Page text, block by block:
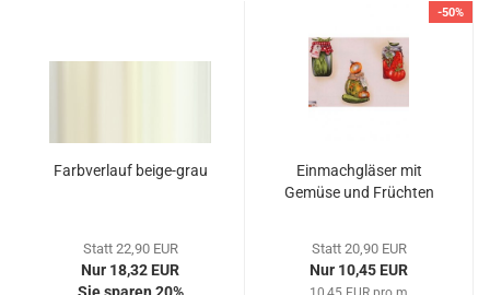
Farbverlauf beige-grau
Statt 22,90 EUR
Nur 18,32 EUR
Sie sparen 20%
-50%
Einmachgläser mit
Gemüse und Früchten
Statt 20,90 EUR
Nur 10,45 EUR